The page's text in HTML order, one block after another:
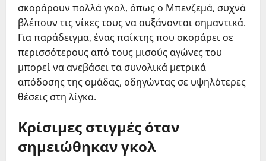
σκοράρουν πολλά γκολ, όπως ο Μπενζεμά, συχνά
βλέπουν τις νίκες τους να αυξάνονται σημαντικά.
Για παράδειγμα, ένας παίκτης που σκοράρει σε
περισσότερους από τους μισούς αγώνες του
μπορεί να ανεβάσει τα συνολικά μετρικά
απόδοσης της ομάδας, οδηγώντας σε υψηλότερες
θέσεις στη λίγκα.
Κρίσιμες στιγμές όταν
σημειώθηκαν γκολ